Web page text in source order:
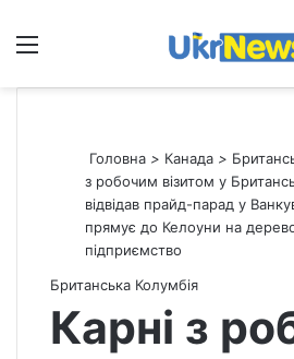
Меню
Головна > Канада >
з робочим візитом у
відвідав прайд-парад у
прямує до Келоуни на
підприємство
Британська Колумбія
Карні з